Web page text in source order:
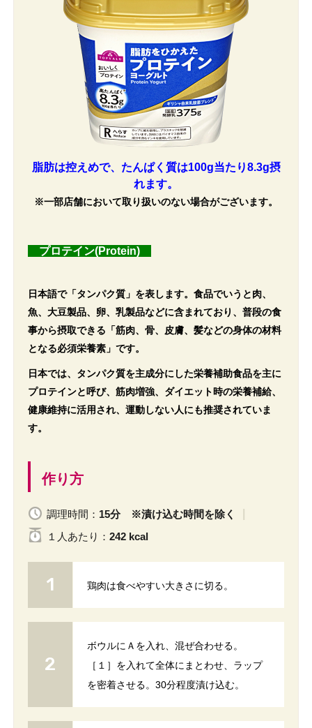
脂肪は控えめで、たんぱく質は100g当たり8.3g摂
れます。
※一部店舗において取り扱いのない場合がございます。
プロテイン(Protein)
日本語で「タンパク質」を表します。食品でいうと肉、
魚、大豆製品、卵、乳製品などに含まれており、普段の食
事から摂取できる「筋肉、骨、皮膚、髪などの身体の材料
となる必須栄養素」です。
日本では、タンパク質を主成分にした栄養補助食品を主に
プロテインと呼び、筋肉増強、ダイエット時の栄養補給、
健康維持に活用され、運動しない人にも推奨されていま
す。
作り方
調理時間： 15分 ※漬け込む時間を除く
１人 あたり ： 242 kcal
鶏肉は食べやすい大きさに切る。
ボウルにＡを入れ、混ぜ合わせる。
［１］を入れて全体にまとわせ、ラップ
を密着させる。30分程度漬け込む。